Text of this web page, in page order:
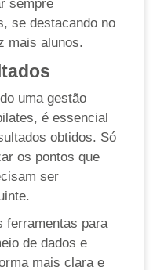
sempre
se destacando no
mais alunos.
uma gestão
é essencial
obtidos. Só
os pontos que
ser
ferramentas para
de dados e
mais clara e